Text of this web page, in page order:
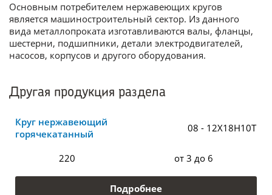
Основным потребителем нержавеющих кругов
является машиностроительный сектор. Из данного
вида металлопроката изготавливаются валы, фланцы,
шестерни, подшипники, детали электродвигателей,
насосов, корпусов и другого оборудования.
Другая продукция раздела
Круг нержавеющий
горячекатанный
08 - 12Х18Н10Т
220 от 3 до 6
Подробнее